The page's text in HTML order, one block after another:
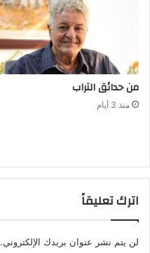
من‭ ‬حدائق‭ ‬التراب
منذ 3 أيام
اترك تعليقاً
لن يتم نشر عنوان بريدك الإلكتروني.